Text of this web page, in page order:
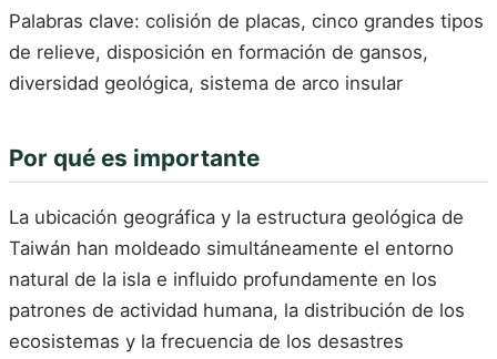
Palabras clave: colisión de placas, cinco grandes tipos
de relieve, disposición en formación de gansos,
diversidad geológica, sistema de arco insular
Por qué es importante
La ubicación geográfica y la estructura geológica de
Taiwán han moldeado simultáneamente el entorno
natural de la isla e influido profundamente en los
patrones de actividad humana, la distribución de los
ecosistemas y la frecuencia de los desastres